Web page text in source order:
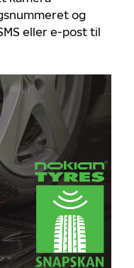
og
eller e-post til